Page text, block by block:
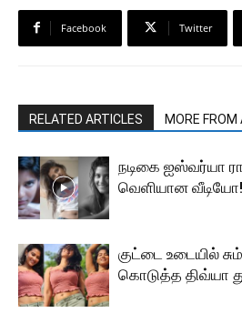
Facebook Twitter
RELATED ARTICLES MORE FROM
நடிகை ஐஸ்வர்யா
வெளியான
குட்டை உடையில்
கொடுத்த திவ்யா